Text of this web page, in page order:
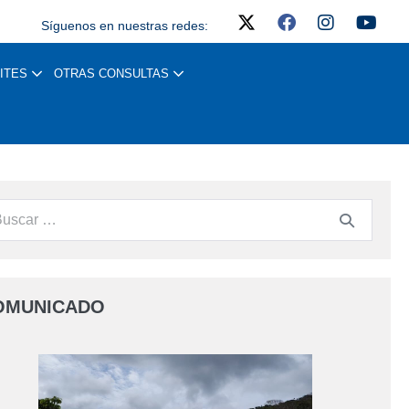
Síguenos en nuestras redes:
OTRAS CONSULTAS